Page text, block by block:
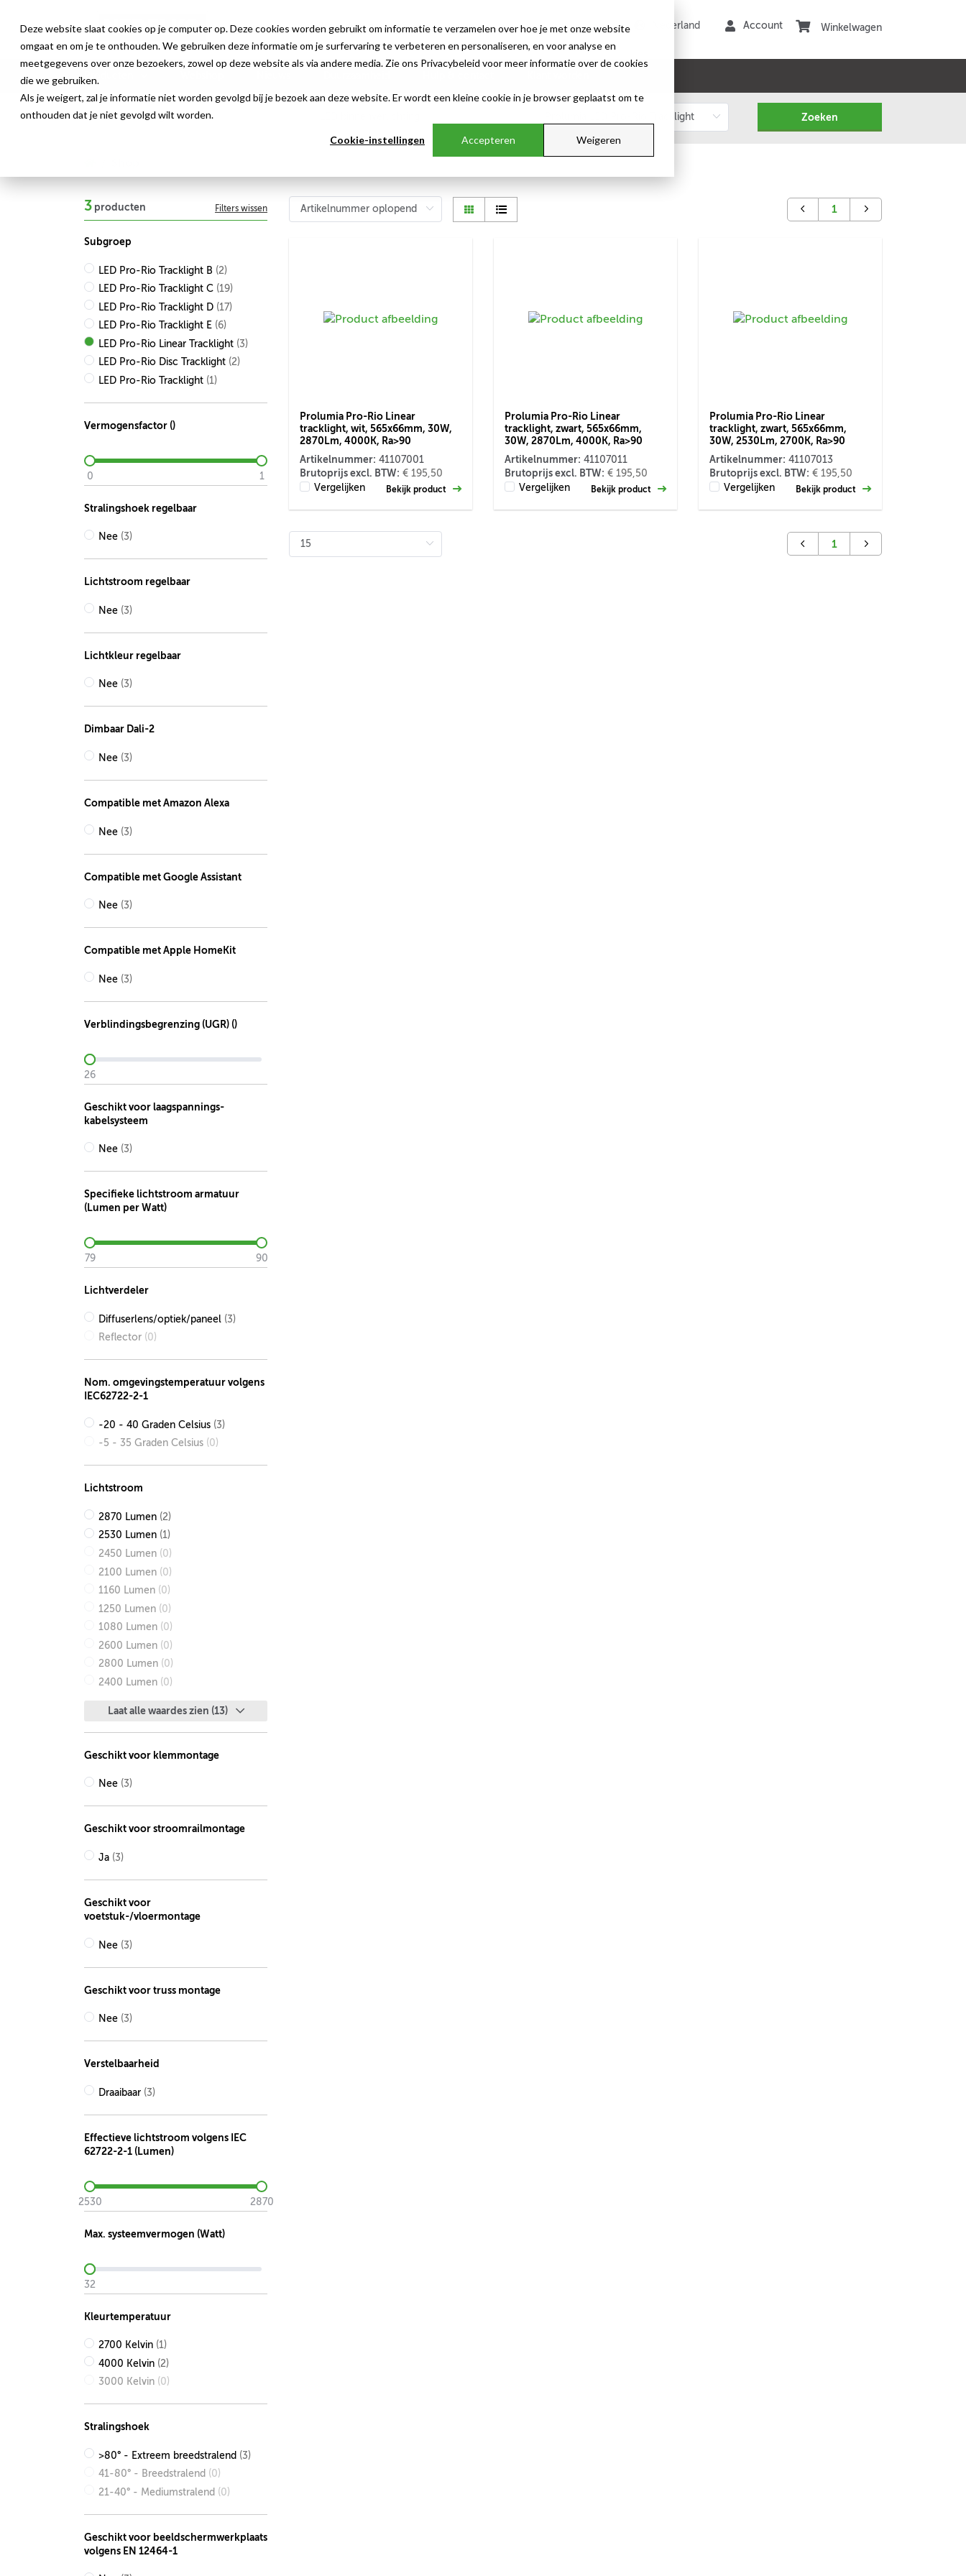
Deze website slaat cookies op je computer op. Deze cookies worden gebruikt om informatie te verzamelen over hoe je met onze website
omgaat en om je te onthouden. We gebruiken deze informatie om je surfervaring te verbeteren en personaliseren, en voor analyse en
meetgegevens over onze bezoekers, zowel op deze website als via andere media. Zie ons Privacybeleid voor meer informatie over de cookies
die we gebruiken.
Als je weigert, zal je informatie niet worden gevolgd bij je bezoek aan deze website. Er wordt een kleine cookie in je browser geplaatst om te
onthouden dat je niet gevolgd wilt worden.
Cookie-instellingen Accepteren Weigeren
Winkelwagen
3 producten Filters wissen
Subgroep
LED Pro-Rio Tracklight B (2)
LED Pro-Rio Tracklight C (19)
LED Pro-Rio Tracklight D (17)
LED Pro-Rio Tracklight E (6)
LED Pro-Rio Linear Tracklight (3)
LED Pro-Rio Disc Tracklight (2)
LED Pro-Rio Tracklight (1)
Vermogensfactor ()
0 1
Stralingshoek regelbaar
Nee (3)
Lichtstroom regelbaar
Nee (3)
Lichtkleur regelbaar
Nee (3)
Dimbaar Dali-2
Nee (3)
Compatible met Amazon Alexa
Nee (3)
Compatible met Google Assistant
Nee (3)
Compatible met Apple HomeKit
Nee (3)
Verblindingsbegrenzing (UGR) ()
26
Geschikt voor laagspannings-
kabelsysteem
Nee (3)
Specifieke lichtstroom armatuur
(Lumen per Watt)
79 90
Lichtverdeler
Diffuserlens/optiek/paneel (3)
Reflector (0)
Nom. omgevingstemperatuur volgens
IEC62722-2-1
-20 - 40 Graden Celsius (3)
-5 - 35 Graden Celsius (0)
Lichtstroom
2870 Lumen (2)
2530 Lumen (1)
2450 Lumen (0)
2100 Lumen (0)
1160 Lumen (0)
1250 Lumen (0)
1080 Lumen (0)
2600 Lumen (0)
2800 Lumen (0)
2400 Lumen (0)
Laat alle waardes zien (13)
Geschikt voor klemmontage
Nee (3)
Geschikt voor stroomrailmontage
Ja (3)
Geschikt voor
voetstuk-/vloermontage
Nee (3)
Geschikt voor truss montage
Nee (3)
Verstelbaarheid
Draaibaar (3)
Effectieve lichtstroom volgens IEC
62722-2-1 (Lumen)
2530 2870
Max. systeemvermogen (Watt)
32
Kleurtemperatuur
2700 Kelvin (1)
4000 Kelvin (2)
3000 Kelvin (0)
Stralingshoek
>80° - Extreem breedstralend (3)
41-80° - Breedstralend (0)
21-40° - Mediumstralend (0)
Geschikt voor beeldschermwerkplaats
volgens EN 12464-1
1
Prolumia Pro-Rio Linear
tracklight, wit, 565x66mm, 30W,
2870Lm, 4000K, Ra>90
Artikelnummer: 41107001
Brutoprijs excl. BTW: € 195,50
Vergelijken
Bekijk product
Prolumia Pro-Rio Linear
tracklight, zwart, 565x66mm,
30W, 2870Lm, 4000K, Ra>90
Artikelnummer: 41107011
Brutoprijs excl. BTW: € 195,50
Vergelijken
Bekijk product
Prolumia Pro-Rio Linear
tracklight, zwart, 565x66mm,
30W, 2530Lm, 2700K, Ra>90
Artikelnummer: 41107013
Brutoprijs excl. BTW: € 195,50
Vergelijken
Bekijk product
1